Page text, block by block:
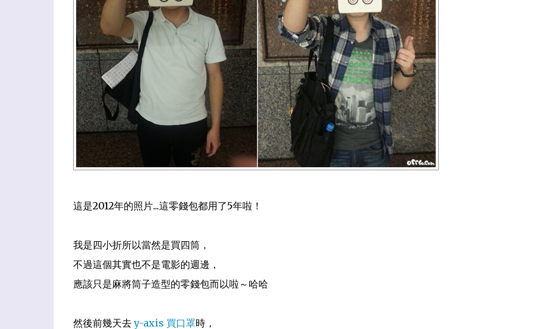
這是2012年的照片...這零錢包都用了5年啦！
我是四小折所以當然是買四筒，
不過這個其實也不是電影的週邊，
應該只是麻將筒子造型的零錢包而以啦～哈哈
然後前幾天去y-axis 買口罩時，